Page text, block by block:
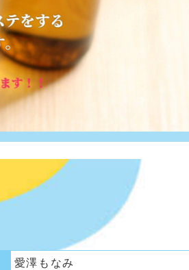
愛澤もなみ